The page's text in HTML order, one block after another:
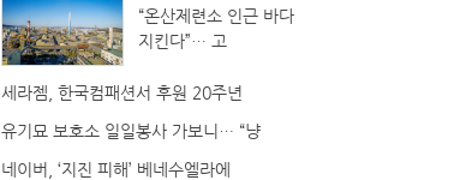
“온산제련소 인근 바다
지킨다”… 고
세라젬, 한국컴패션서 후원 20주년
유기묘 보호소 일일봉사 가보니… “냥
네이버, ‘지진 피해’ 베네수엘라에